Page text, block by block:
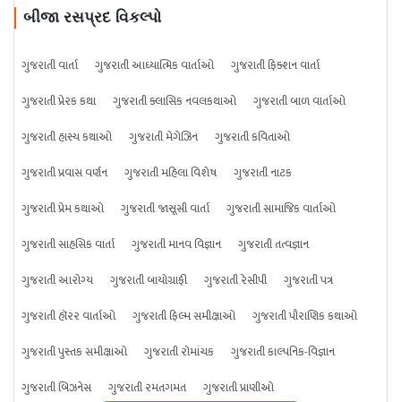
બીજા રસપ્રદ વિકલ્પો
ગુજરાતી વાર્તા ગુજરાતી આધ્યાત્મિક વાર્તાઓ
ગુજરાતી ફિક્શન વાર્તા
ગુજરાતી પ્રેરક કથા
ગુજરાતી ક્લાસિક નવલકથાઓ
ગુજરાતી બાળ વાર્તાઓ
ગુજરાતી હાસ્ય કથાઓ
ગુજરાતી મેગેઝિન
ગુજરાતી કવિતાઓ
ગુજરાતી પ્રવાસ વર્ણન
ગુજરાતી મહિલા વિશેષ
ગુજરાતી નાટક
ગુજરાતી પ્રેમ કથાઓ
ગુજરાતી જાસૂસી વાર્તા
ગુજરાતી સામાજિક વાર્તાઓ
ગુજરાતી સાહસિક વાર્તા
ગુજરાતી માનવ વિજ્ઞાન
ગુજરાતી તત્વજ્ઞાન
ગુજરાતી આરોગ્ય
ગુજરાતી બાયોગ્રાફી ગુજરાતી રેસીપી
ગુજરાતી પત્ર
ગુજરાતી હૉરર વાર્તાઓ
ગુજરાતી ફિલ્મ સમીક્ષાઓ
ગુજરાતી પૌરાણિક કથાઓ
ગુજરાતી પુસ્તક સમીક્ષાઓ
ગુજરાતી રોમાંચક
ગુજરાતી કાલ્પનિક-વિજ્ઞાન
ગુજરાતી બિઝનેસ
ગુજરાતી રમતગમત ગુજરાતી પ્રાણીઓ